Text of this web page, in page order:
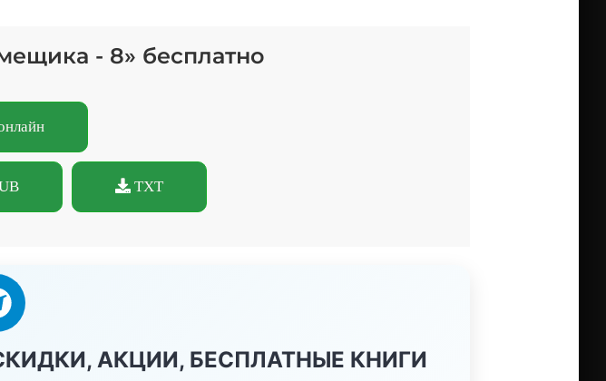
- 8» бесплатно
TXT
АКЦИИ, БЕСПЛАТНЫЕ КНИГИ